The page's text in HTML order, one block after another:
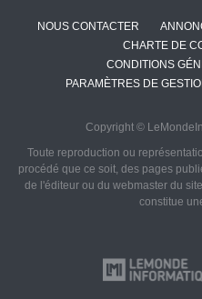
NOUS CONTACTER
CHARTE DE
CONDITIONS
PARAMÈTRES DE
Copyright ©
Toute reproduction ou
procédé que ce soit, des pages
de l'éditeur ou du webmaster du
constitue